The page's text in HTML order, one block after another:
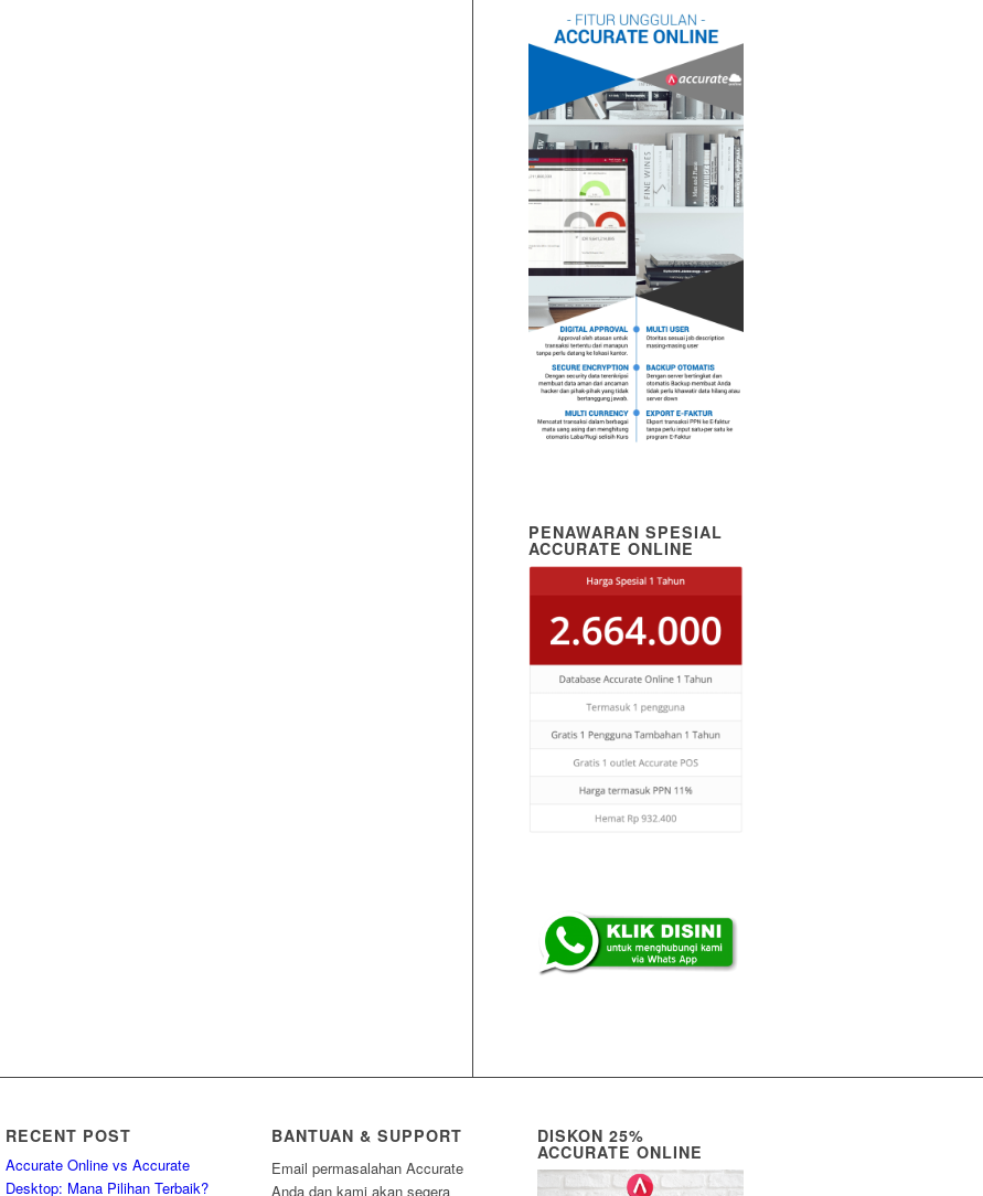
PENAWARAN SPESIAL
ACCURATE ONLINE
RECENT POST
Accurate Online vs Accurate
Desktop: Mana Pilihan Terbaik?
BANTUAN & SUPPORT
Email permasalahan Accurate
Anda dan kami akan segera
DISKON 25%
ACCURATE ONLINE